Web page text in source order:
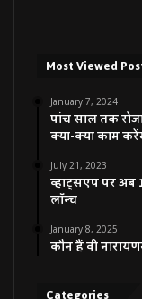
Most Viewed
January 7, 2024
पांच साल तक
क्या-क्या काम
July 21, 2023
व्हाट्सएप पर
लॉन्च
January 8, 2025
कौन हैं वी
Categories